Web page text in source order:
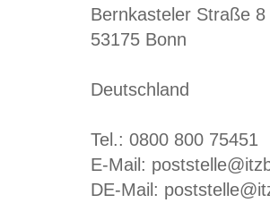
Bernkasteler Straße 8
53175 Bonn
Deutschland
Tel.: 0800 800 75451
E-Mail:
DE-Mail: